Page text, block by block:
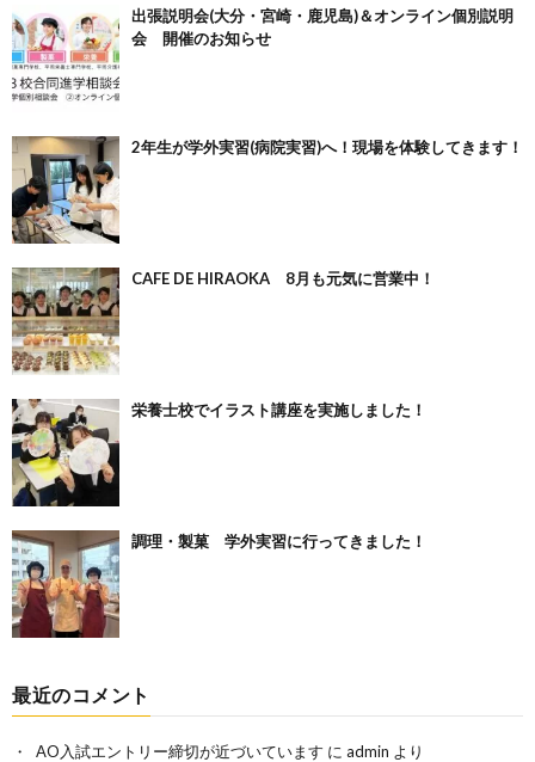
出張説明会(大分・宮崎・鹿児島)＆オンライン個別説明
会 開催のお知らせ
2年生が学外実習(病院実習)へ！現場を体験してきます！
CAFE DE HIRAOKA 8月も元気に営業中！
栄養士校でイラスト講座を実施しました！
調理・製菓 学外実習に行ってきました！
最近のコメント
AO入試エントリー締切が近づいています に admin より